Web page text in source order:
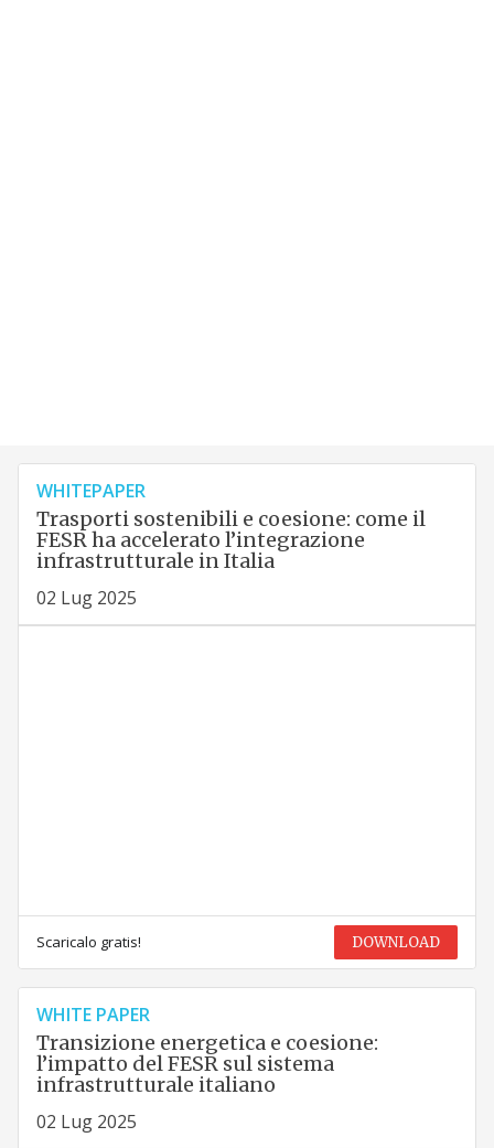
WHITEPAPER
Trasporti sostenibili e coesione: come il
FESR ha accelerato l’integrazione
infrastrutturale in Italia
02 Lug 2025
Scaricalo gratis! DOWNLOAD
WHITE PAPER
Transizione energetica e coesione:
l’impatto del FESR sul sistema
infrastrutturale italiano
02 Lug 2025